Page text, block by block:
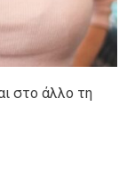
στο άλλο τη